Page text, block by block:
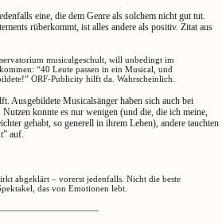
eine, die dem Genre als solchem nicht gut tut.
rüberkommt, ist alles andere als positiv. Zitat aus
musicalgeschult, will unbedingt im
“40 Leute passen in ein Musical, und
ORF-Publicity hilft da. Wahrscheinlich.
Ausgebildete Musicalsänger haben sich auch bei
konnte es nur wenigen (und die, die ich meine,
gehabt, so generell in ihrem Leben), andere tauchten
auf.
abgeklärt – vorerst jedenfalls. Nicht die beste
das von Emotionen lebt.